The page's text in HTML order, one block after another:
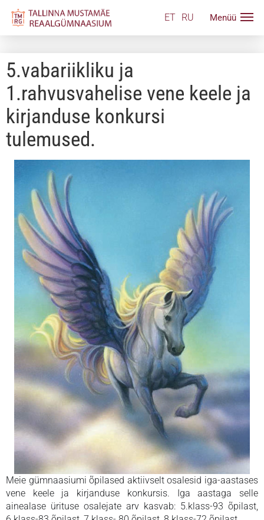
ET RU
5.vabariikliku ja
1.rahvusvahelise vene keele ja
kirjanduse konkursi
tulemused.
Meie gümnaasiumi õpilased aktiivselt osalesid iga-aastases
vene keele ja kirjanduse konkursis. Iga aastaga selle
ainealase ürituse osalejate arv kasvab: 5.klass-93 õpilast,